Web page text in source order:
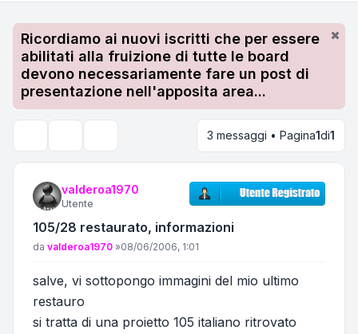
Ricordiamo ai nuovi iscritti che per essere
abilitati alla fruizione di tutte le board
devono necessariamente fare un post di
presentazione nell'apposita area...
3 messaggi • Pagina1di1
valderoa1970
Utente
105/28 restaurato, informazioni
Messaggio
da valderoa1970 »08/06/2006, 1:01
salve, vi sottopongo immagini del mio ultimo
restauro
si tratta di una proietto 105 italiano ritrovato